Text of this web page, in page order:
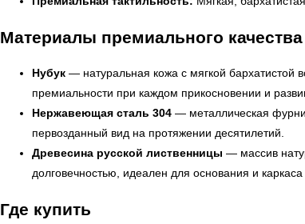
Материалы премиального качества
Нубук — натуральная кожа с мягкой
премиальности при каждом прикосновении и
Нержавеющая сталь 304 — металлическая
первозданный вид на протяжении десятилетий.
Древесина русской лиственницы — массив
долговечностью, идеален для основания и
Где купить
← Вернуться на предыдущую страницу